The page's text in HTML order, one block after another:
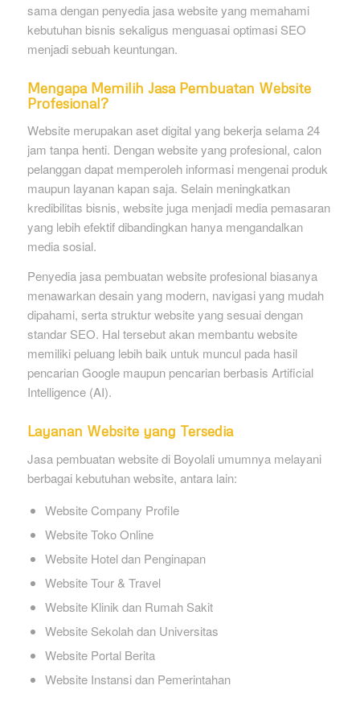
sama dengan penyedia jasa website yang memahami
kebutuhan bisnis sekaligus menguasai optimasi SEO
menjadi sebuah keuntungan.
Mengapa Memilih Jasa Pembuatan Website
Profesional?
Website merupakan aset digital yang bekerja selama 24
jam tanpa henti. Dengan website yang profesional, calon
pelanggan dapat memperoleh informasi mengenai produk
maupun layanan kapan saja. Selain meningkatkan
kredibilitas bisnis, website juga menjadi media pemasaran
yang lebih efektif dibandingkan hanya mengandalkan
media sosial.
Penyedia jasa pembuatan website profesional biasanya
menawarkan desain yang modern, navigasi yang mudah
dipahami, serta struktur website yang sesuai dengan
standar SEO. Hal tersebut akan membantu website
memiliki peluang lebih baik untuk muncul pada hasil
pencarian Google maupun pencarian berbasis Artificial
Intelligence (AI).
Layanan Website yang Tersedia
Jasa pembuatan website di Boyolali umumnya melayani
berbagai kebutuhan website, antara lain:
Website Company Profile
Website Toko Online
Website Hotel dan Penginapan
Website Tour & Travel
Website Klinik dan Rumah Sakit
Website Sekolah dan Universitas
Website Portal Berita
Website Instansi dan Pemerintahan